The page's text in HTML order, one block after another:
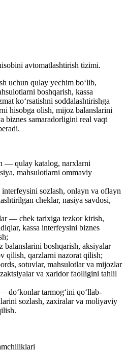
avtomatlashtirish tizimi.
uchun qulay yechim bo‘lib,
boshqarish, kassa
ko‘rsatishni soddalashtirishga
hisobga olish, mijoz balanslarini
biznes samaradorligini real vaqt
— qulay katalog, narxlarni
mahsulotlarni ommaviy
sozlash, onlayn va oflayn
cheklar, nasiya savdosi,
— chek tarixiga tezkor kirish,
kassa interfeysini biznes
boshqarish, aksiyalar
qilish, qarzlarni nazorat qilish;
sotuvlar, mahsulotlar va mijozlar
va xaridor faolligini tahlil
do‘konlar tarmog‘ini qo‘llab-
sozlash, zaxiralar va moliyaviy